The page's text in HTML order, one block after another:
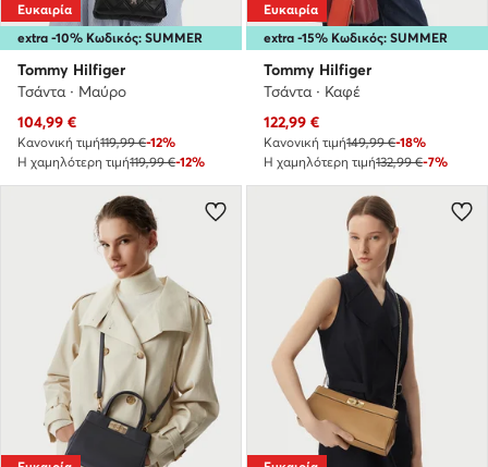
extra -10% Κωδικός: SUMMER
Ευκαιρία
Tommy Hilfiger
Τσάντα · Μαύρο
Τρέχουσα τιμή
104,99 €
Κανονική τιμή119,99 €-12%
Η χαμηλότερη τιμή119,99 €-12%
extra -15% Κωδικός: SUMMER
Ευκαιρία
Tommy Hilfiger
Τσάντα · Καφέ
Τρέχουσα τιμή
122,99 €
Κανονική τιμή149,99 €-18%
Η χαμηλότερη τιμή132,99 €-7%